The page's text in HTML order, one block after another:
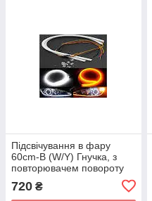
Підсвічування в фару
60cm-B (W/Y) Гнучка, з
повторювачем повороту
720 ₴